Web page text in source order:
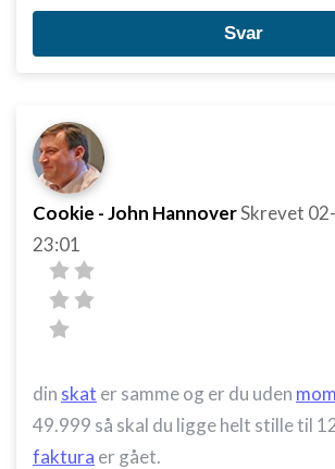
Svar
Cookie - John HannoverSkrevet
23:01
din skat er samme og er du uden
49.999 så skal du ligge helt stille til
faktura er gået.